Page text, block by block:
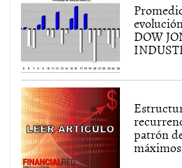
DOW
patrón